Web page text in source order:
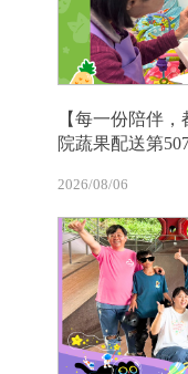
【每一份陪伴
院蔬果配送第
2026/08/06